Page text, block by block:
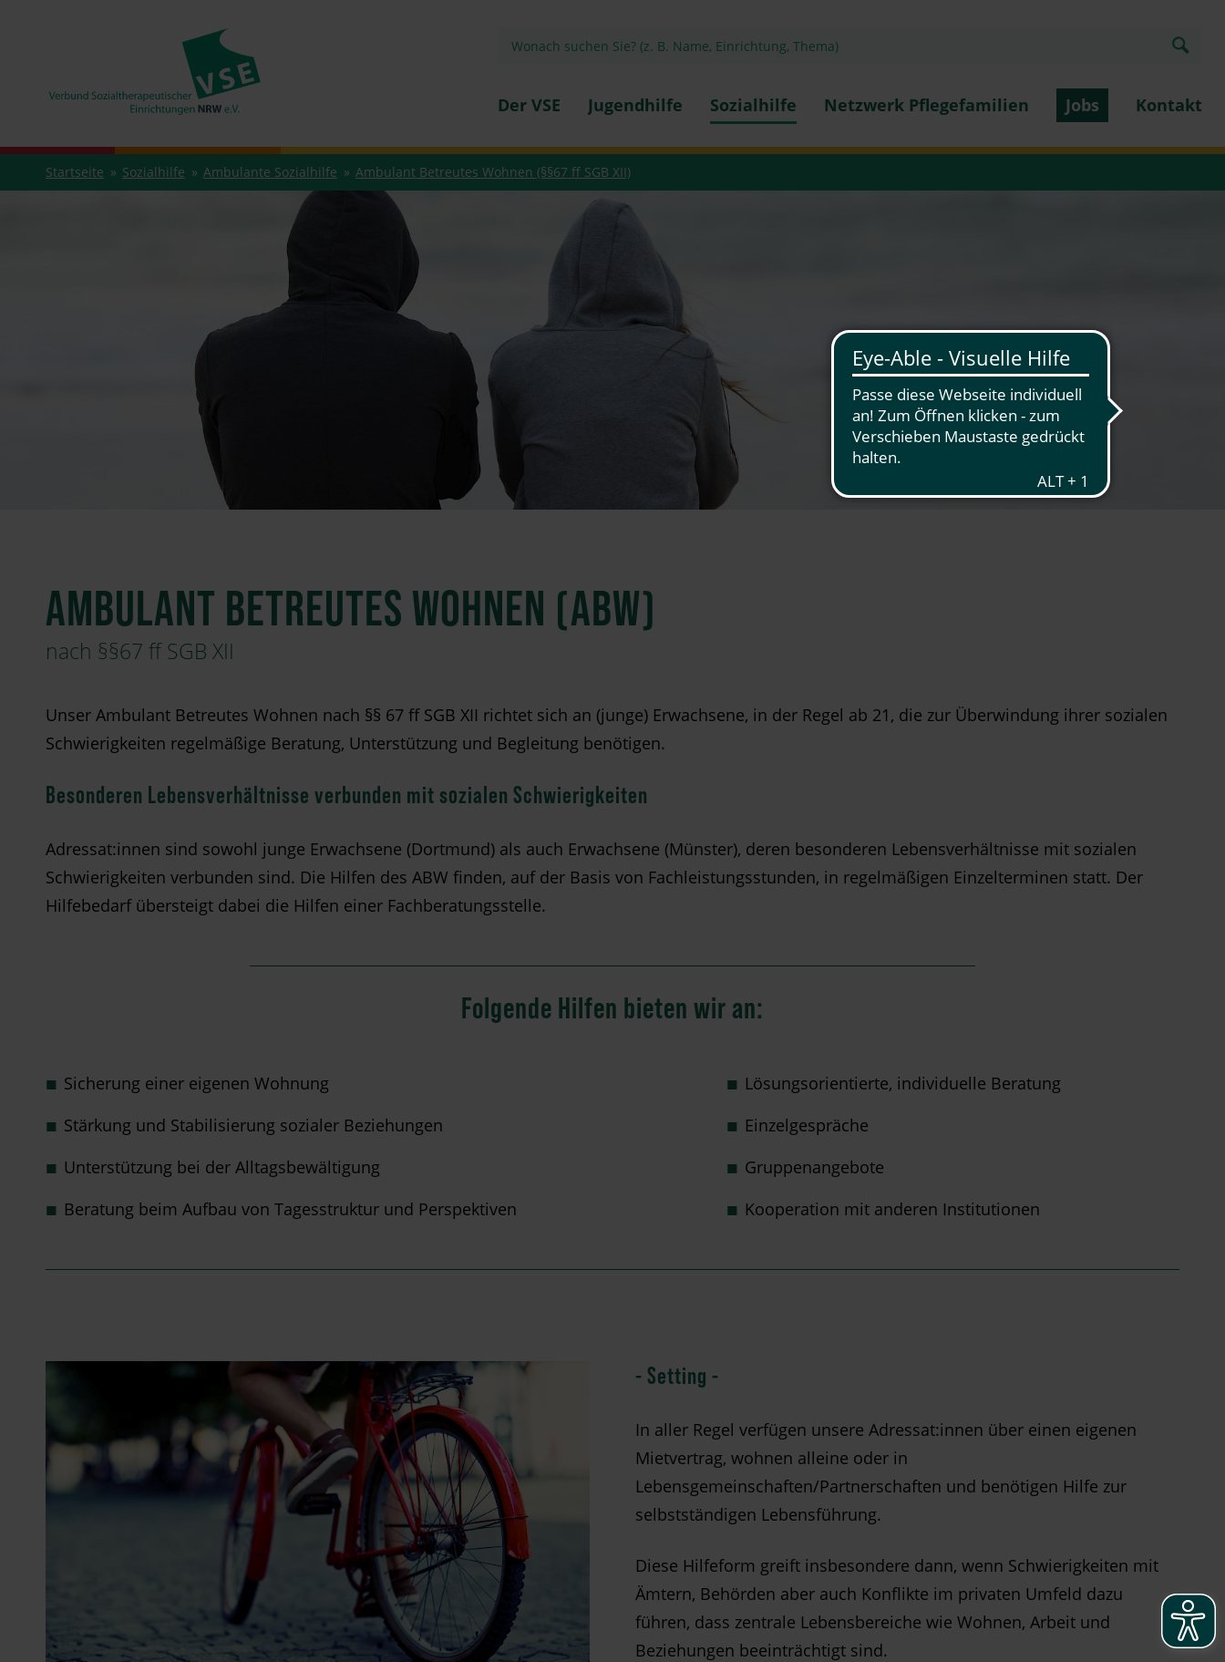
Der VSE Jugendhilfe Sozialhilfe Netzwerk Pflegefamilien Jobs Kontakt
Startseite Sozialhilfe Ambulante Sozialhilfe Ambulant Betreutes Wohnen (§§67 ff SGB XII)
AMBULANT BETREUTES WOHNEN (ABW)
nach §§67 ff SGB XII
Unser Ambulant Betreutes Wohnen nach §§ 67 ff SGB XII richtet sich an (junge) Erwachsene, in der Regel ab 21, die zur Überwindung ihrer sozialen
Schwierigkeiten regelmäßige Beratung, Unterstützung und Begleitung benötigen.
Besonderen Lebensverhältnisse verbunden mit sozialen Schwierigkeiten
Adressat:innen sind sowohl junge Erwachsene (Dortmund) als auch Erwachsene (Münster), deren besonderen Lebensverhältnisse mit sozialen
Schwierigkeiten verbunden sind. Die Hilfen des ABW finden, auf der Basis von Fachleistungsstunden, in regelmäßigen Einzelterminen statt. Der
Hilfebedarf übersteigt dabei die Hilfen einer Fachberatungsstelle.
Folgende Hilfen bieten wir an:
Sicherung einer eigenen Wohnung
Stärkung und Stabilisierung sozialer Beziehungen
Unterstützung bei der Alltagsbewältigung
Beratung beim Aufbau von Tagesstruktur und Perspektiven
Lösungsorientierte, individuelle Beratung
Einzelgespräche
Gruppenangebote
Kooperation mit anderen Institutionen
- Setting -
In aller Regel verfügen unsere Adressat:innen über einen eigenen
Mietvertrag, wohnen alleine oder in
Lebensgemeinschaften/Partnerschaften und benötigen Hilfe zur
selbstständigen Lebensführung.
Diese Hilfeform greift insbesondere dann, wenn Schwierigkeiten mit
Ämtern, Behörden aber auch Konflikte im privaten Umfeld dazu
führen, dass zentrale Lebensbereiche wie Wohnen, Arbeit und
Beziehungen beeinträchtigt sind.